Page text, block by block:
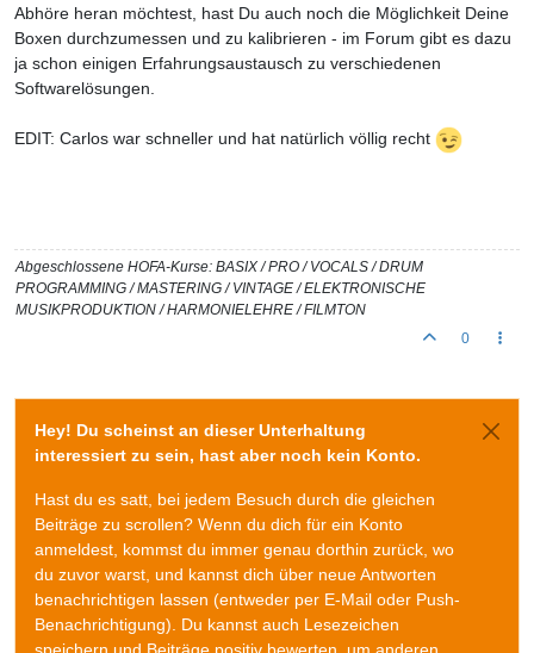
Abhöre heran möchtest, hast Du auch noch die Möglichkeit Deine
Boxen durchzumessen und zu kalibrieren - im Forum gibt es dazu
ja schon einigen Erfahrungsaustausch zu verschiedenen
Softwarelösungen.
EDIT: Carlos war schneller und hat natürlich völlig recht
Abgeschlossene HOFA-Kurse: BASIX / PRO / VOCALS / DRUM
PROGRAMMING / MASTERING / VINTAGE / ELEKTRONISCHE
MUSIKPRODUKTION / HARMONIELEHRE / FILMTON
0
Hey! Du scheinst an dieser Unterhaltung
interessiert zu sein, hast aber noch kein Konto.
Hast du es satt, bei jedem Besuch durch die gleichen
Beiträge zu scrollen? Wenn du dich für ein Konto
anmeldest, kommst du immer genau dorthin zurück, wo
du zuvor warst, und kannst dich über neue Antworten
benachrichtigen lassen (entweder per E-Mail oder Push-
Benachrichtigung). Du kannst auch Lesezeichen